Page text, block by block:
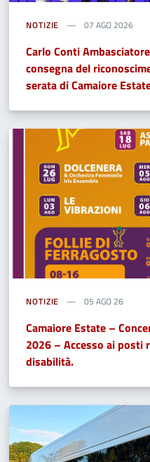
NOTIZIE 07 AGO 2026
Carlo Conti
consegna del
serata di Camaiore
NOTIZIE 05 AGO 26
Camaiore Estate –
2026 – Accesso ai posti
disabilità.